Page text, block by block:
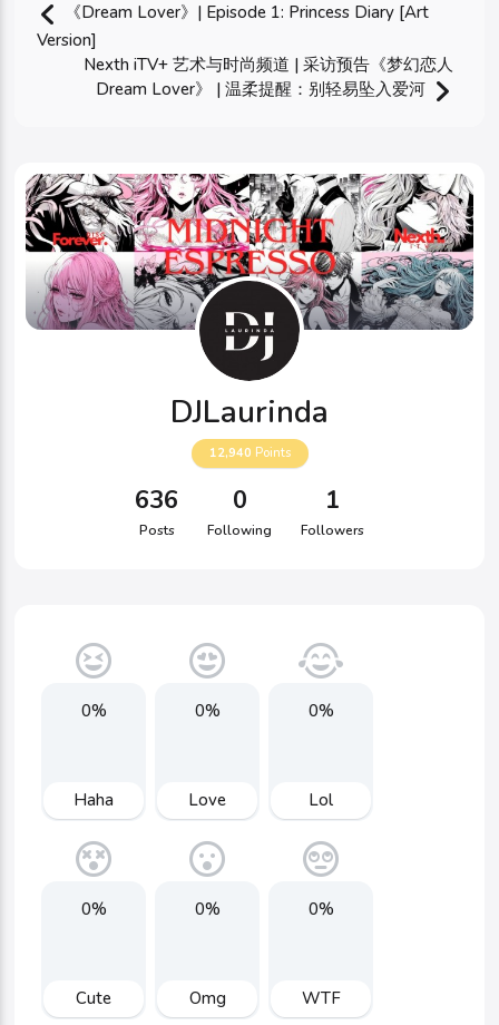
《Dream Lover》| Episode 1: Princess Diary [Art
Version]
Nexth iTV+ 艺术与时尚频道 | 采访预告《梦幻恋人
Dream Lover》 | 温柔提醒：别轻易坠入爱河
DJLaurinda
12,940 Points
636
Posts
0
Following
1
Followers
0%
Haha
0%
Love
0%
Lol
0%
Cute
0%
Omg
0%
WTF